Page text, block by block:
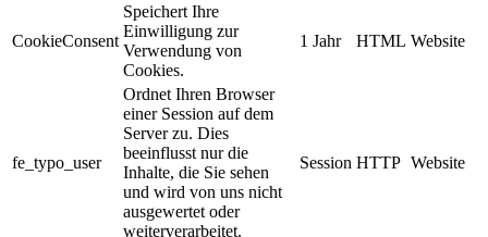
CookieConsent
Speichert Ihre
Einwilligung zur
Verwendung von
Cookies.
1 Jahr HTML Website
fe_typo_user
Ordnet Ihren Browser
einer Session auf dem
Server zu. Dies
beeinflusst nur die
Inhalte, die Sie sehen
und wird von uns nicht
ausgewertet oder
weiterverarbeitet.
Session HTTP Website